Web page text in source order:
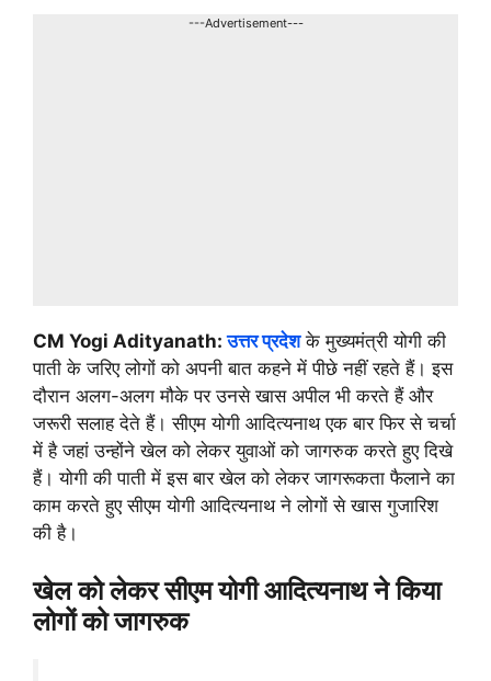
---Advertisement---
CM Yogi Adityanath:उत्तर प्रदेशके मुख्यमंत्री योगी की
पाती के जरिए लोगों को अपनी बात कहने में पीछे नहीं रहते हैं। इस
दौरान अलग-अलग मौके पर उनसे खास अपील भी करते हैं और
जरूरी सलाह देते हैं। सीएम योगी आदित्यनाथ एक बार फिर से चर्चा
में है जहां उन्होंने खेल को लेकर युवाओं को जागरुक करते हुए दिखे
हैं। योगी की पाती में इस बार खेल को लेकर जागरूकता फैलाने का
काम करते हुए सीएम योगी आदित्यनाथ ने लोगों से खास गुजारिश
की है।
खेल को लेकर सीएम योगी आदित्यनाथ ने किया
लोगों को जागरुक